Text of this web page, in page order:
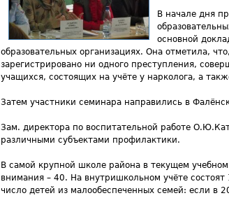
В начале дня
основной
образовательных организациях. Она отметила,
зарегистрировано ни одного преступления,
учащихся, состоящих на учёте у нарколога, а
Затем участники семинара направились в
Зам. директора по воспитательной работе
различными субъектами профилактики.
В самой крупной школе района в текущем
внимания – 40. На внутришкольном учёте
число детей из малообеспеченных семей: если в